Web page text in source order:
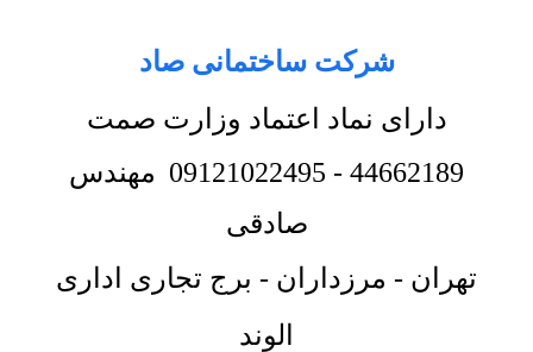
شرکت ساختمانی صاد
دارای نماد اعتماد وزارت صمت
44662189
-
09121022495 مهندس
صادقی
تهران - مرزداران - برج تجاری اداری
الوند